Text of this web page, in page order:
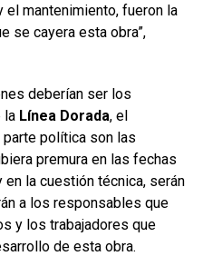
mantenimiento, fueron la
se cayera esta obra”,
deberían ser los
la Línea Dorada, el
política son las
premura en las fechas
la cuestión técnica, serán
a los responsables que
y los trabajadores que
de esta obra.